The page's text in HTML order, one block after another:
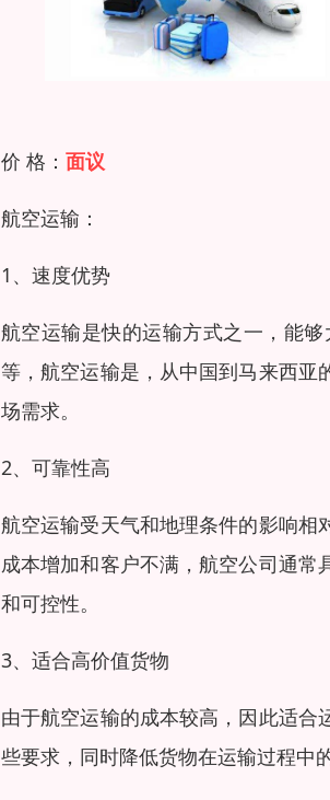
价 格： 面议
航空运输：
1、速度优势
航空运输是快的运输方式之一，能
等，航空运输是，从中国到马来西亚
场需求。
2、可靠性高
航空运输受天气和地理条件的影响相
成本增加和客户不满，航空公司通
和可控性。
3、适合高价值货物
由于航空运输的成本较高，因此适
些要求，同时降低货物在运输过程中的